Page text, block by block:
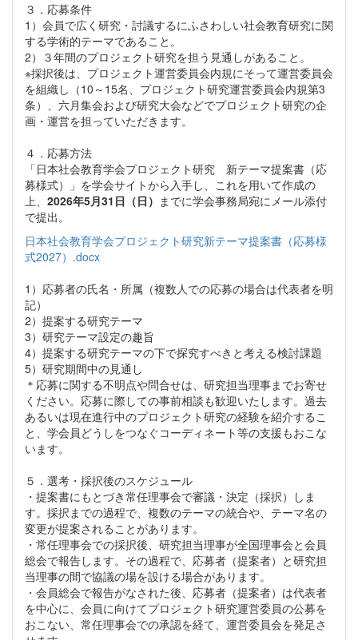
３．応募条件
1）会員で広く研究・討議するにふさわしい社会教育研究に関
する学術的テーマであること。
2）３年間のプロジェクト研究を担う見通しがあること。
※採択後は、プロジェクト運営委員会内規にそって運営委員会
を組織し（10～15名、プロジェクト研究運営委員会内規第3
条）、六月集会および研究大会などでプロジェクト研究の企
画・運営を担っていただきます。
４．応募方法
「日本社会教育学会プロジェクト研究 新テーマ提案書（応
募様式）」を学会サイトから入手し、これを用いて作成の
上、 2026年5月31日（日） までに学会事務局宛にメール添付
で提出。
日本社会教育学会プロジェクト研究新テーマ提案書（応募様
式2027）.docx
1）応募者の氏名・所属（複数人での応募の場合は代表者を明
記）
2）提案する研究テーマ
3）研究テーマ設定の趣旨
4）提案する研究テーマの下で探究すべきと考える検討課題
5）研究期間中の見通し
＊応募に関する不明点や問合せは、研究担当理事までお寄せ
ください。応募に際しての事前相談も歓迎いたします。過去
あるいは現在進行中のプロジェクト研究の経験を紹介するこ
と、学会員どうしをつなぐコーディネート等の支援もおこな
います。
５．選考・採択後のスケジュール
・提案書にもとづき常任理事会で審議・決定（採択）しま
す。採択までの過程で、複数のテーマの統合や、テーマ名の
変更が提案されることがあります。
・常任理事会での採択後、研究担当理事が全国理事会と会員
総会で報告します。その過程で、応募者（提案者）と研究担
当理事の間で協議の場を設ける場合があります。
・会員総会で報告がなされた後、応募者（提案者）は代表者
を中心に、会員に向けてプロジェクト研究運営委員の公募を
おこない、常任理事会での承認を経て、運営委員会を発足さ